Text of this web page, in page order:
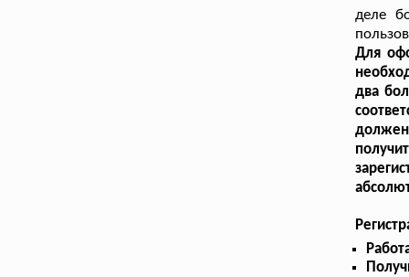
деле
Для
два